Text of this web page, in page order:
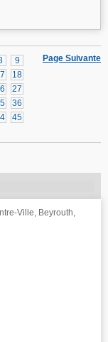
Page Suivante
9
18
27
36
45
Ville, Beyrouth,